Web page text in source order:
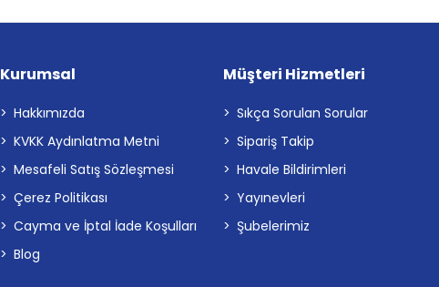
Kurumsal
Hakkımızda
KVKK Aydınlatma Metni
Mesafeli Satış Sözleşmesi
Çerez Politikası
Cayma ve İptal İade Koşulları
Blog
Müşteri Hizmetleri
Sıkça Sorulan Sorular
Sipariş Takip
Havale Bildirimleri
Yayınevleri
Şubelerimiz